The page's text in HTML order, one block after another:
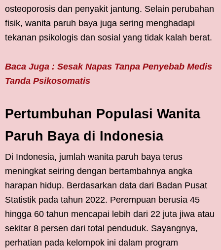
osteoporosis dan penyakit jantung. Selain perubahan
fisik, wanita paruh baya juga sering menghadapi
tekanan psikologis dan sosial yang tidak kalah berat.
Baca Juga : Sesak Napas Tanpa Penyebab Medis
Tanda Psikosomatis
Pertumbuhan Populasi Wanita
Paruh Baya di Indonesia
Di Indonesia, jumlah wanita paruh baya terus
meningkat seiring dengan bertambahnya angka
harapan hidup. Berdasarkan data dari Badan Pusat
Statistik pada tahun 2022. Perempuan berusia 45
hingga 60 tahun mencapai lebih dari 22 juta jiwa atau
sekitar 8 persen dari total penduduk. Sayangnya,
perhatian pada kelompok ini dalam program